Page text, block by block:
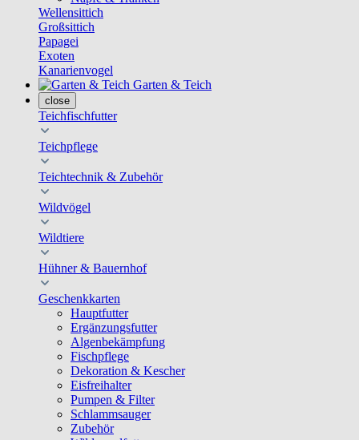
Wellensittich
Großsittich
Papagei
Exoten
Kanarienvogel
Garten & Teich
close
Teichfischfutter
Teichpflege
Teichtechnik & Zubehör
Wildvögel
Wildtiere
Hühner & Bauernhof
Geschenkkarten
Hauptfutter
Ergänzungsfutter
Algenbekämpfung
Fischpflege
Dekoration & Kescher
Eisfreihalter
Pumpen & Filter
Schlammsauger
Zubehör